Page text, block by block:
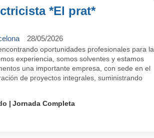
*El prat*
28/05/2026
oportunidades profesionales para la
experiencia, somos solventes y estamos
una importante empresa, con sede en el
de proyectos integrales, suministrando
Jornada Completa